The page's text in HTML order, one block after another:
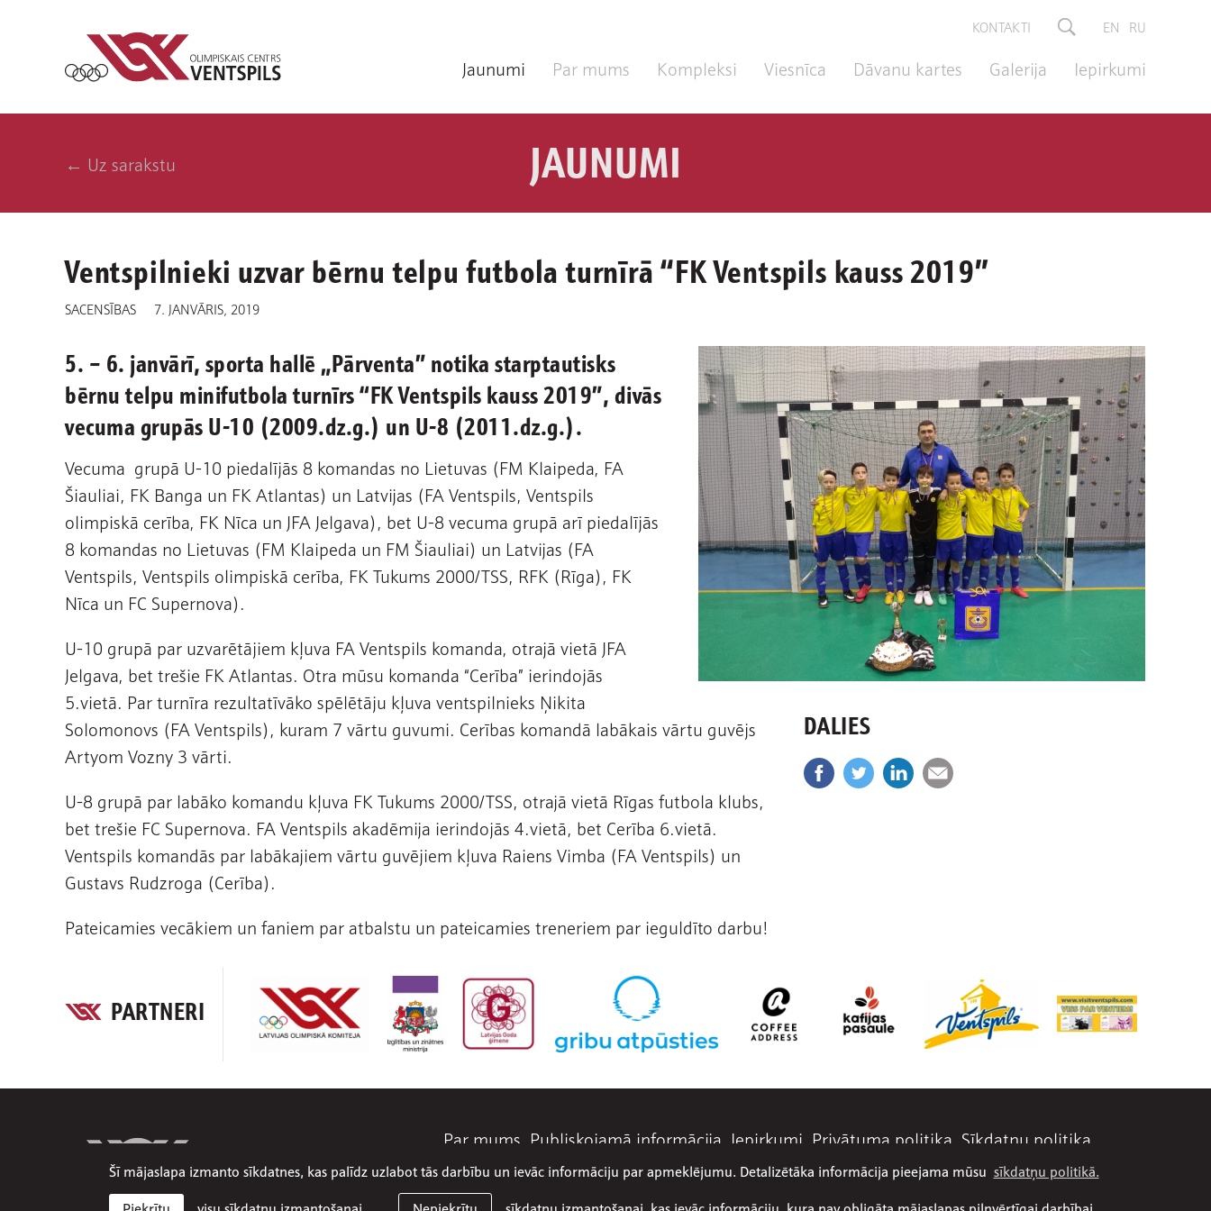
Šī mājaslapa izmanto sīkdatnes, kas palīdz uzlabot tās darbību un ievāc informāciju par apmeklējumu. Detalizētāka informācija pieejama mūsu sīkdatņu politikā.
KONTAKTI EN RU
Jaunumi Par mums Kompleksi Viesnīca Dāvanu kartes Galerija Iepirkumi
← Uz sarakstu JAUNUMI
Ventspilnieki uzvar bērnu telpu futbola turnīrā “FK Ventspils kauss 2019”
SACENSĪBAS 7. JANVĀRIS, 2019
5. – 6. janvārī, sporta hallē „Pārventa” notika starptautisks
bērnu telpu minifutbola turnīrs “FK Ventspils kauss 2019”, divās
vecuma grupās U-10 (2009.dz.g.) un U-8 (2011.dz.g.).
Vecuma grupā U-10 piedalījās 8 komandas no Lietuvas (FM Klaipeda, FA
Šiauliai, FK Banga un FK Atlantas) un Latvijas (FA Ventspils, Ventspils
olimpiskā cerība, FK Nīca un JFA Jelgava), bet U-8 vecuma grupā arī piedalījās
8 komandas no Lietuvas (FM Klaipeda un FM Šiauliai) un Latvijas (FA
Ventspils, Ventspils olimpiskā cerība, FK Tukums 2000/TSS, RFK (Rīga), FK
Nīca un FC Supernova).
U-10 grupā par uzvarētājiem kļuva FA Ventspils komanda, otrajā vietā JFA
Jelgava, bet trešie FK Atlantas. Otra mūsu komanda “Cerība” ierindojās
5.vietā. Par turnīra rezultatīvāko spēlētāju kļuva ventspilnieks Ņikita
Solomonovs (FA Ventspils), kuram 7 vārtu guvumi. Cerības komandā labākais vārtu guvējs
Artyom Vozny 3 vārti.
U-8 grupā par labāko komandu kļuva FK Tukums 2000/TSS, otrajā vietā Rīgas futbola klubs,
bet trešie FC Supernova. FA Ventspils akadēmija ierindojās 4.vietā, bet Cerība 6.vietā.
Ventspils komandās par labākajiem vārtu guvējiem kļuva Raiens Vimba (FA Ventspils) un
Gustavs Rudzroga (Cerība).
Pateicamies vecākiem un faniem par atbalstu un pateicamies treneriem par ieguldīto darbu!
DALIES
PARTNERI
Par mums Publiskojamā informācija Iepirkumi Privātuma politika Sīkdatņu politika
© 2026 SIA Olimpiskais centrs Ventspils Mājaslapa: